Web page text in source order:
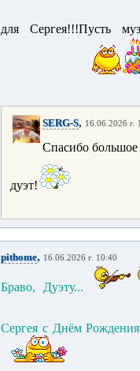
для Сергея!!!Пусть
SERG-S, 16.06.2026 г.
Спасибо большое
дуэт!
pithome, 16.06.2026 г. 10:40
Браво, Дуэту...
Сергея с Днём